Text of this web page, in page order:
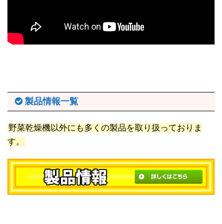
製品情報一覧
野菜乾燥機以外にも多くの製品を取り扱っておりま
す。